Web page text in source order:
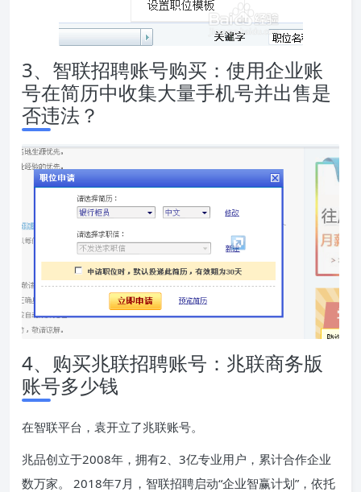
3、智联招聘账号购买：使用企业账
号在简历中收集大量手机号并出售是
否违法？
4、购买兆联招聘账号：兆联商务版
账号多少钱
在智联平台，袁开立了兆联账号。
兆品创立于2008年，拥有2、3亿专业用户，累计合作企业
数万家。 2018年7月，智联招聘启动“企业智赢计划”，依托